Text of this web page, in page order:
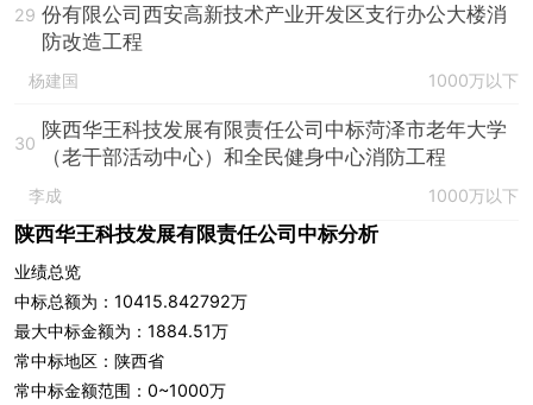
29 份有限公司西安高新技术产业开发区支行办公大楼消
防改造工程
杨建国 1000万以下
30
陕西华王科技发展有限责任公司中标菏泽市老年大学
（老干部活动中心）和全民健身中心消防工程
李成 1000万以下
陕西华王科技发展有限责任公司中标分析
业绩总览
中标总额为：10415.842792万
最大中标金额为：1884.51万
常中标地区：陕西省
常中标金额范围：0~1000万